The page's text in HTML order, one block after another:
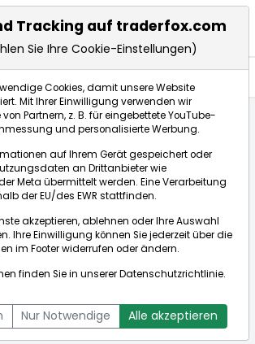
Holdings Limited
Tracking auf traderfox.com
Sie Ihre Cookie-Einstellungen)
Cookies, damit unsere Website
Mit Ihrer Einwilligung verwenden wir
Partnern, z. B. für eingebettete YouTube-
und personalisierte Werbung.
auf Ihrem Gerät gespeichert oder
an Drittanbieter wie
Meta übermittelt werden. Eine Verarbeitung
der EU/des EWR stattfinden.
akzeptieren, ablehnen oder Ihre Auswahl
Ihre Einwilligung können Sie jederzeit über die
im Footer widerrufen oder ändern.
finden Sie in unsererDatenschutzrichtlinie.
Nur Notwendige Alle akzeptieren